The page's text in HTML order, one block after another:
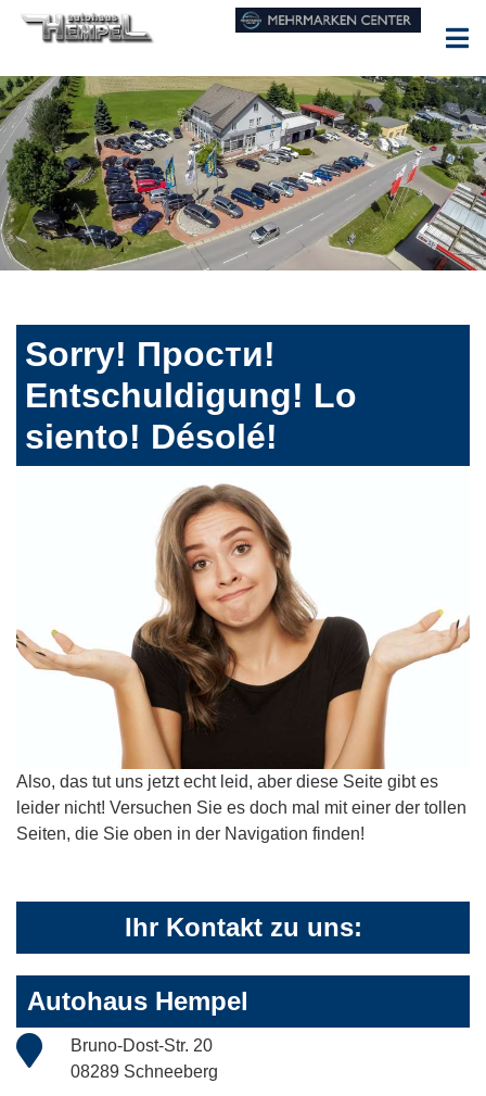
Sorry! Прости!
Entschuldigung! Lo
siento! Désolé!
Also, das tut uns jetzt echt leid, aber diese Seite gibt es
leider nicht! Versuchen Sie es doch mal mit einer der tollen
Seiten, die Sie oben in der Navigation finden!
Ihr Kontakt zu uns:
Autohaus Hempel
Bruno-Dost-Str. 20
08289 Schneeberg